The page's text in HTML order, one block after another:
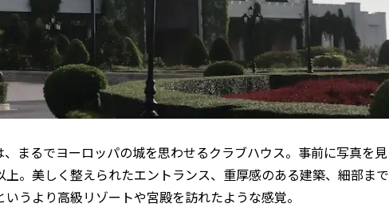
まるでヨーロッパの城を思わせるクラブハウス。事前に写真を見
。美しく整えられたエントランス、重厚感のある建築、細部まで
うより高級リゾートや宮殿を訪れたような感覚。